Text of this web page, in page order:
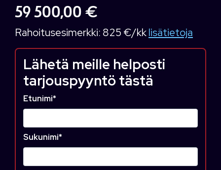
59 500,00 €
Rahoitusesimerkki: 825 €/kklisätietoja
Lähetä meille helposti
tarjouspyyntö tästä
Etunimi*
Sukunimi*